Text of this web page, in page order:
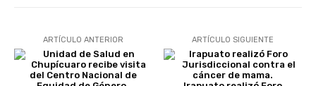
ARTÍCULO ANTERIOR ARTÍCULO SIGUIENTE